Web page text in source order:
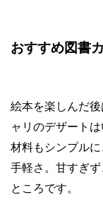
おすすめ図書
絵本を楽しんだ
ャリのデザートは
材料もシンプル
手軽さ。甘すぎ
ところです。